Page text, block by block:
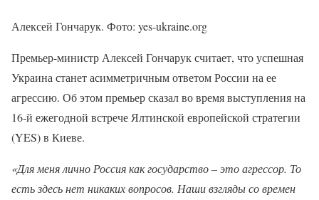
Алексей Гончарук. Фото: yes-ukraine.org
Премьер-министр Алексей Гончарук считает, что успешная
Украина станет асимметричным ответом России на ее
агрессию. Об этом премьер сказал во время выступления на
16-й ежегодной встрече Ялтинской европейской стратегии
(YES) в Киеве.
«Для меня лично Россия как государство – это агрессор. То
есть здесь нет никаких вопросов. Наши взгляды со времен